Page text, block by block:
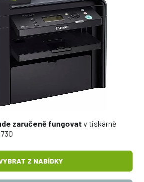
zaručeně fungovat v tiskárně
Z NABÍDKY